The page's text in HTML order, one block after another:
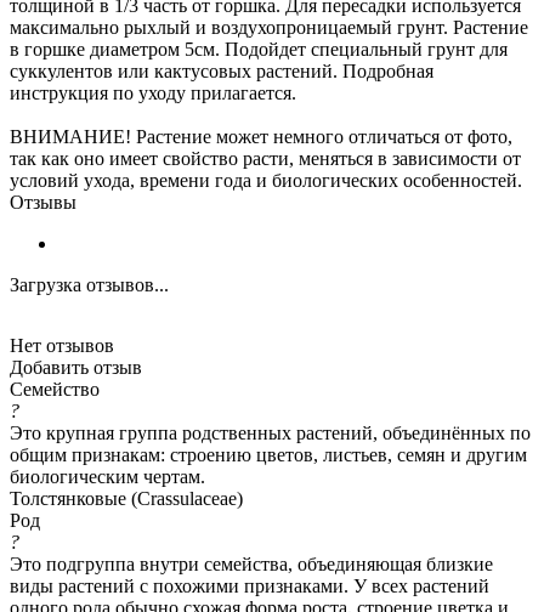
толщиной в 1/3 часть от горшка. Для пересадки используется
максимально рыхлый и воздухопроницаемый грунт. Растение
в горшке диаметром 5см. Подойдет специальный грунт для
суккулентов или кактусовых растений. Подробная
инструкция по уходу прилагается.
ВНИМАНИЕ! Растение может немного отличаться от фото,
так как оно имеет свойство расти, меняться в зависимости от
условий ухода, времени года и биологических особенностей.
Отзывы
Загрузка отзывов...
Нет отзывов
Добавить отзыв
Семейство
?
Это крупная группа родственных растений, объединённых по
общим признакам: строению цветов, листьев, семян и другим
биологическим чертам.
Толстянковые (Crassulaceae)
Род
?
Это подгруппа внутри семейства, объединяющая близкие
виды растений с похожими признаками. У всех растений
одного рода обычно схожая форма роста, строение цветка и